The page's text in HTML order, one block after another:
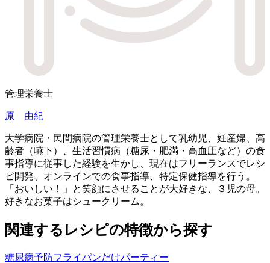
管理栄養士
原 由紀
大学病院・民間病院の管理栄養士として乳幼児、妊産婦、高
齢者（嚥下）、生活習慣病（糖尿・肥満・高血圧など）の食
事指導に従事した経験を生かし、現在はフリーランスでレシ
ピ開発、オンラインでの食事指導、特定保健指導を行う。
「おいしい！」と笑顔にさせることが大好きな、３児の母。
好きなお菓子はシュークリーム。
関連するレシピの特徴から探す
糖尿病予防フライパンだけパーティー